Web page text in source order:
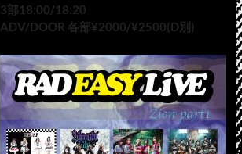
3部18:00/18:20
ADV/DOOR 各部¥2000/¥2500(D別)